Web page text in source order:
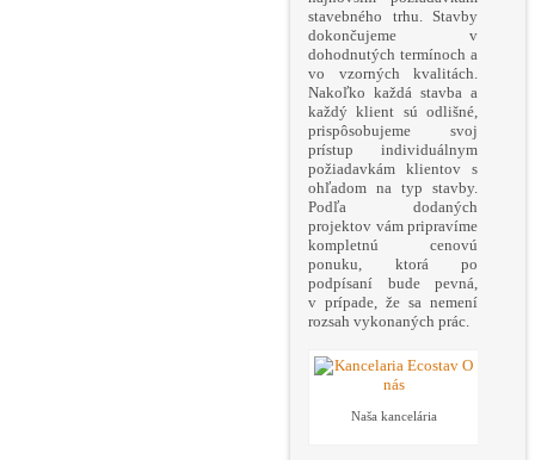
stavebného trhu. Stavby
dokončujeme v
dohodnutých termínoch a
vo vzorných kvalitách.
Nakoľko každá stavba a
každý klient sú odlišné,
prispôsobujeme svoj
prístup individuálnym
požiadavkám klientov s
ohľadom na typ stavby.
Podľa dodaných
projektov vám pripravíme
kompletnú cenovú
ponuku, ktorá po
podpísaní bude pevná,
v prípade, že sa nemení
rozsah vykonaných prác.
Naša kancelária